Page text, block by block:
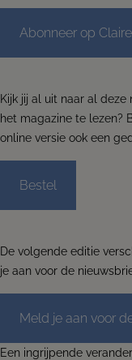
Abonneer op
Kijk jij al uit naar al
het magazine te lezen?
online versie ook een
Bestel
De volgende editie
je aan voor de
Meld je aan voor
Een ingrijpende
From now on, we